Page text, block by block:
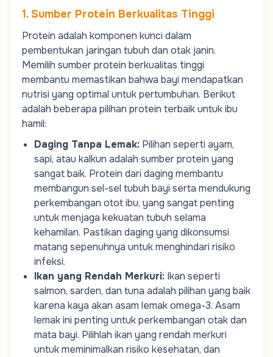
1. Sumber Protein Berkualitas Tinggi
Protein adalah komponen kunci dalam
pembentukan jaringan tubuh dan otak janin.
Memilih sumber protein berkualitas tinggi
membantu memastikan bahwa bayi mendapatkan
nutrisi yang optimal untuk pertumbuhan. Berikut
adalah beberapa pilihan protein terbaik untuk ibu
hamil:
Daging Tanpa Lemak: Pilihan seperti ayam,
sapi, atau kalkun adalah sumber protein yang
sangat baik. Protein dari daging membantu
membangun sel-sel tubuh bayi serta mendukung
perkembangan otot ibu, yang sangat penting
untuk menjaga kekuatan tubuh selama
kehamilan. Pastikan daging yang dikonsumsi
matang sepenuhnya untuk menghindari risiko
infeksi.
Ikan yang Rendah Merkuri: Ikan seperti
salmon, sarden, dan tuna adalah pilihan yang baik
karena kaya akan asam lemak omega-3. Asam
lemak ini penting untuk perkembangan otak dan
mata bayi. Pilihlah ikan yang rendah merkuri
untuk meminimalkan risiko kesehatan, dan